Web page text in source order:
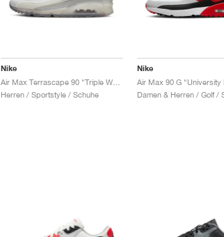
Nike
Herren / Sportstyle / Schuhe
Nike
Air Max 90 G "University
Damen & Herren / Golf /